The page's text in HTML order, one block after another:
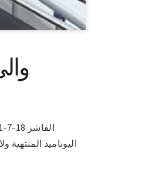
اليوناميد المنتهية